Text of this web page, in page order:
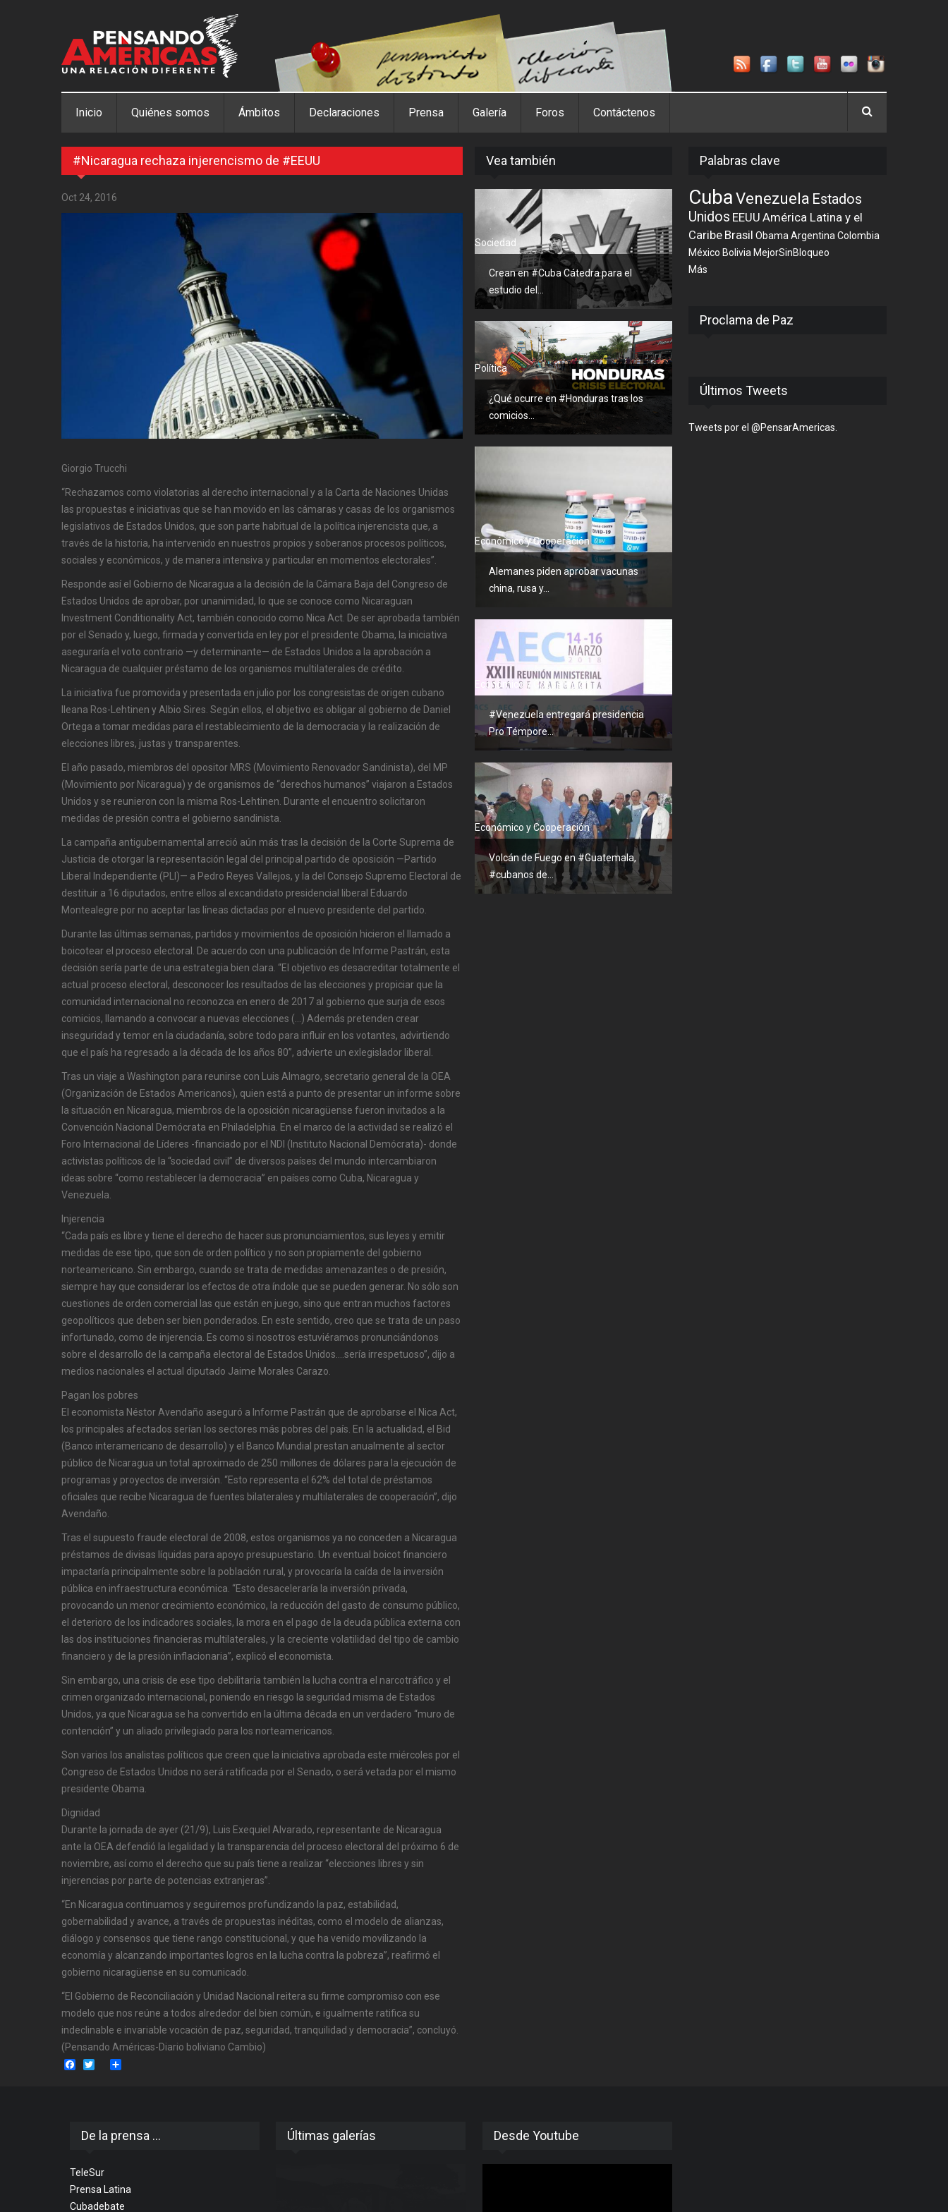
Inicio Quiénes somos Ámbitos Declaraciones Prensa Galería Foros Contáctenos
#Nicaragua rechaza injerencismo de #EEUU
Oct 24, 2016
Giorgio Trucchi
“Rechazamos como violatorias al derecho internacional y a la Carta de Naciones Unidas
las propuestas e iniciativas que se han movido en las cámaras y casas de los organismos
legislativos de Estados Unidos, que son parte habitual de la política injerencista que, a
través de la historia, ha intervenido en nuestros propios y soberanos procesos políticos,
sociales y económicos, y de manera intensiva y particular en momentos electorales”.
Responde así el Gobierno de Nicaragua a la decisión de la Cámara Baja del Congreso de
Estados Unidos de aprobar, por unanimidad, lo que se conoce como Nicaraguan
Investment Conditionality Act, también conocido como Nica Act. De ser aprobada también
por el Senado y, luego, firmada y convertida en ley por el presidente Obama, la iniciativa
aseguraría el voto contrario —y determinante— de Estados Unidos a la aprobación a
Nicaragua de cualquier préstamo de los organismos multilaterales de crédito.
La iniciativa fue promovida y presentada en julio por los congresistas de origen cubano
Ileana Ros-Lehtinen y Albio Sires. Según ellos, el objetivo es obligar al gobierno de Daniel
Ortega a tomar medidas para el restablecimiento de la democracia y la realización de
elecciones libres, justas y transparentes.
El año pasado, miembros del opositor MRS (Movimiento Renovador Sandinista), del MP
(Movimiento por Nicaragua) y de organismos de “derechos humanos” viajaron a Estados
Unidos y se reunieron con la misma Ros-Lehtinen. Durante el encuentro solicitaron
medidas de presión contra el gobierno sandinista.
La campaña antigubernamental arreció aún más tras la decisión de la Corte Suprema de
Justicia de otorgar la representación legal del principal partido de oposición —Partido
Liberal Independiente (PLI)— a Pedro Reyes Vallejos, y la del Consejo Supremo Electoral de
destituir a 16 diputados, entre ellos al excandidato presidencial liberal Eduardo
Montealegre por no aceptar las líneas dictadas por el nuevo presidente del partido.
Durante las últimas semanas, partidos y movimientos de oposición hicieron el llamado a
boicotear el proceso electoral. De acuerdo con una publicación de Informe Pastrán, esta
decisión sería parte de una estrategia bien clara. “El objetivo es desacreditar totalmente el
actual proceso electoral, desconocer los resultados de las elecciones y propiciar que la
comunidad internacional no reconozca en enero de 2017 al gobierno que surja de esos
comicios, llamando a convocar a nuevas elecciones (…) Además pretenden crear
inseguridad y temor en la ciudadanía, sobre todo para influir en los votantes, advirtiendo
que el país ha regresado a la década de los años 80”, advierte un exlegislador liberal.
Tras un viaje a Washington para reunirse con Luis Almagro, secretario general de la OEA
(Organización de Estados Americanos), quien está a punto de presentar un informe sobre
la situación en Nicaragua, miembros de la oposición nicaragüense fueron invitados a la
Convención Nacional Demócrata en Philadelphia. En el marco de la actividad se realizó el
Foro Internacional de Líderes -financiado por el NDI (Instituto Nacional Demócrata)- donde
activistas políticos de la “sociedad civil” de diversos países del mundo intercambiaron
ideas sobre “como restablecer la democracia” en países como Cuba, Nicaragua y
Venezuela.
Injerencia
“Cada país es libre y tiene el derecho de hacer sus pronunciamientos, sus leyes y emitir
medidas de ese tipo, que son de orden político y no son propiamente del gobierno
norteamericano. Sin embargo, cuando se trata de medidas amenazantes o de presión,
siempre hay que considerar los efectos de otra índole que se pueden generar. No sólo son
cuestiones de orden comercial las que están en juego, sino que entran muchos factores
geopolíticos que deben ser bien ponderados. En este sentido, creo que se trata de un paso
infortunado, como de injerencia. Es como si nosotros estuviéramos pronunciándonos
sobre el desarrollo de la campaña electoral de Estados Unidos….sería irrespetuoso”, dijo a
medios nacionales el actual diputado Jaime Morales Carazo.
Pagan los pobres
El economista Néstor Avendaño aseguró a Informe Pastrán que de aprobarse el Nica Act,
los principales afectados serían los sectores más pobres del país. En la actualidad, el Bid
(Banco interamericano de desarrollo) y el Banco Mundial prestan anualmente al sector
público de Nicaragua un total aproximado de 250 millones de dólares para la ejecución de
programas y proyectos de inversión. “Esto representa el 62% del total de préstamos
oficiales que recibe Nicaragua de fuentes bilaterales y multilaterales de cooperación”, dijo
Avendaño.
Tras el supuesto fraude electoral de 2008, estos organismos ya no conceden a Nicaragua
préstamos de divisas líquidas para apoyo presupuestario. Un eventual boicot financiero
impactaría principalmente sobre la población rural, y provocaría la caída de la inversión
pública en infraestructura económica. “Esto desaceleraría la inversión privada,
provocando un menor crecimiento económico, la reducción del gasto de consumo público,
el deterioro de los indicadores sociales, la mora en el pago de la deuda pública externa con
las dos instituciones financieras multilaterales, y la creciente volatilidad del tipo de cambio
financiero y de la presión inflacionaria”, explicó el economista.
Sin embargo, una crisis de ese tipo debilitaría también la lucha contra el narcotráfico y el
crimen organizado internacional, poniendo en riesgo la seguridad misma de Estados
Unidos, ya que Nicaragua se ha convertido en la última década en un verdadero “muro de
contención” y un aliado privilegiado para los norteamericanos.
Son varios los analistas políticos que creen que la iniciativa aprobada este miércoles por el
Congreso de Estados Unidos no será ratificada por el Senado, o será vetada por el mismo
presidente Obama.
Dignidad
Durante la jornada de ayer (21/9), Luis Exequiel Alvarado, representante de Nicaragua
ante la OEA defendió la legalidad y la transparencia del proceso electoral del próximo 6 de
noviembre, así como el derecho que su país tiene a realizar “elecciones libres y sin
injerencias por parte de potencias extranjeras”.
“En Nicaragua continuamos y seguiremos profundizando la paz, estabilidad,
gobernabilidad y avance, a través de propuestas inéditas, como el modelo de alianzas,
diálogo y consensos que tiene rango constitucional, y que ha venido movilizando la
economía y alcanzando importantes logros en la lucha contra la pobreza”, reafirmó el
gobierno nicaragüense en su comunicado.
“El Gobierno de Reconciliación y Unidad Nacional reitera su firme compromiso con ese
modelo que nos reúne a todos alrededor del bien común, e igualmente ratifica su
indeclinable e invariable vocación de paz, seguridad, tranquilidad y democracia”, concluyó.
(Pensando Américas-Diario boliviano Cambio)
Facebook
Twitter
Vea también
Sociedad
Crean en #Cuba Cátedra para el
estudio del...
Política
¿Qué ocurre en #Honduras tras los
comicios...
Económico y Cooperación
Alemanes piden aprobar vacunas
china, rusa y...
Económico y Cooperación
#Venezuela entregará presidencia
Pro Témpore...
Económico y Cooperación
Volcán de Fuego en #Guatemala,
#cubanos de...
Palabras clave
CubaVenezuela Estados
Unidos EEUU América Latina y el
Caribe Brasil Obama Argentina Colombia
México Bolivia MejorSinBloqueo
Más
Proclama de Paz
Últimos Tweets
Tweets por el @PensarAmericas.
De la prensa ...
TeleSur
Prensa Latina
Cubadebate
Últimas galerías Desde Youtube